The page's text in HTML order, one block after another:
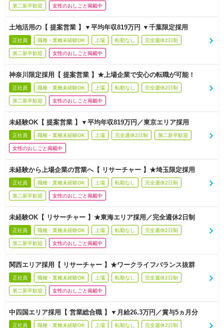
第二新卒歓迎 女性のおしごと掲載中
土地活用の【 提案営業 】▼平均年収819万円 ▼千葉限定採用
正社員 職種・業種未経験OK 上場 転勤なし 完全週休2日制
第二新卒歓迎 女性のおしごと掲載中
神奈川限定採用【 提案営業 】★上場企業で安心の転職が可能！
正社員 職種・業種未経験OK 上場 転勤なし 完全週休2日制
第二新卒歓迎 女性のおしごと掲載中
未経験OK【 提案営業 】▼平均年収819万円／東京エリア採用
正社員 職種・業種未経験OK 上場 完全週休2日制 第二新卒歓迎
女性のおしごと掲載中
未経験から上場企業の営業へ【 リサーチャー 】★埼玉限定採用
正社員 職種・業種未経験OK 上場 転勤なし 完全週休2日制
第二新卒歓迎 女性のおしごと掲載中
未経験OK【 リサーチャー 】★東海エリア採用／完全週休2日制
正社員 職種・業種未経験OK 上場 転勤なし 完全週休2日制
第二新卒歓迎 女性のおしごと掲載中
関西エリア採用【 リサーチャー 】★ワークライフバランス抜群
正社員 職種・業種未経験OK 上場 転勤なし 完全週休2日制
第二新卒歓迎 女性のおしごと掲載中
中四国エリア採用【 営業総合職 】▼月給26.3万円／賞与5ヵ月分
正社員 職種・業種未経験OK 上場 転勤なし 完全週休2日制